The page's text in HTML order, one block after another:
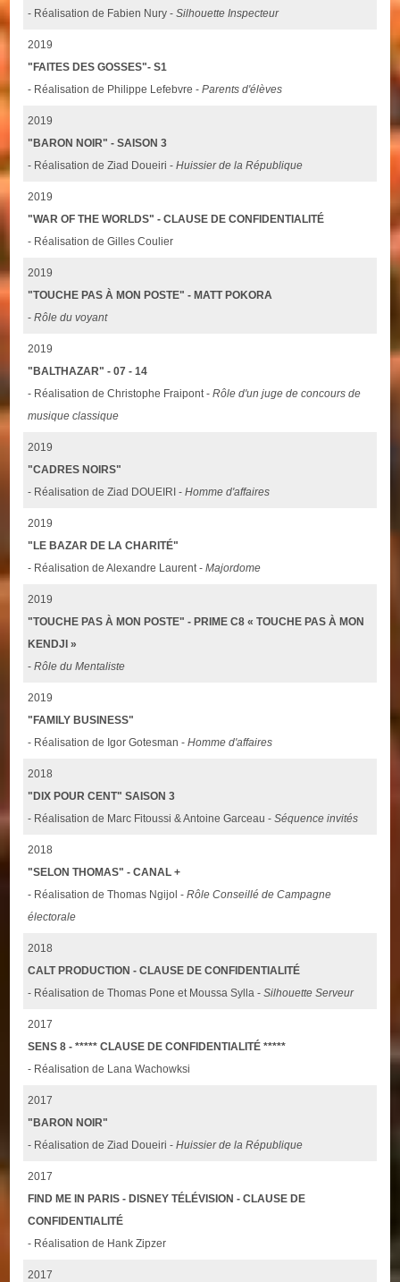
- Réalisation de Fabien Nury -Silhouette Inspecteur
2019
"FAITES DES GOSSES"- S1
- Réalisation de Philippe Lefebvre -Parents d'élèves
2019
"BARON NOIR" - SAISON 3
- Réalisation de Ziad Doueiri -Huissier de la République
2019
"WAR OF THE WORLDS" - CLAUSE DE CONFIDENTIALITÉ
- Réalisation de Gilles Coulier
2019
"TOUCHE PAS À MON POSTE" - MATT POKORA
-Rôle du voyant
2019
"BALTHAZAR" - 07 - 14
- Réalisation de Christophe Fraipont -Rôle d'un juge de concours de
musique classique
2019
"CADRES NOIRS"
- Réalisation de Ziad DOUEIRI -Homme d'affaires
2019
"LE BAZAR DE LA CHARITÉ"
- Réalisation de Alexandre Laurent -Majordome
2019
"TOUCHE PAS À MON POSTE" - PRIME C8 « TOUCHE PAS À MON
KENDJI »
-Rôle du Mentaliste
2019
"FAMILY BUSINESS"
- Réalisation de Igor Gotesman -Homme d'affaires
2018
"DIX POUR CENT" SAISON 3
- Réalisation de Marc Fitoussi & Antoine Garceau -Séquence invités
2018
"SELON THOMAS" - CANAL +
- Réalisation de Thomas Ngijol -Rôle Conseillé de Campagne
électorale
2018
CALT PRODUCTION - CLAUSE DE CONFIDENTIALITÉ
- Réalisation de Thomas Pone et Moussa Sylla -Silhouette Serveur
2017
SENS 8 - ***** CLAUSE DE CONFIDENTIALITÉ *****
- Réalisation de Lana Wachowksi
2017
"BARON NOIR"
- Réalisation de Ziad Doueiri -Huissier de la République
2017
FIND ME IN PARIS - DISNEY TÉLÉVISION - CLAUSE DE
CONFIDENTIALITÉ
- Réalisation de Hank Zipzer
2017